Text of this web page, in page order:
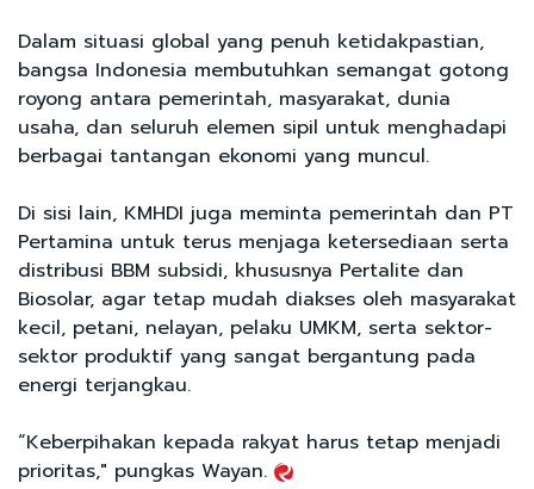
Dalam situasi global yang penuh ketidakpastian,
bangsa Indonesia membutuhkan semangat gotong
royong antara pemerintah, masyarakat, dunia
usaha, dan seluruh elemen sipil untuk menghadapi
berbagai tantangan ekonomi yang muncul.
Di sisi lain, KMHDI juga meminta pemerintah dan PT
Pertamina untuk terus menjaga ketersediaan serta
distribusi BBM subsidi, khususnya Pertalite dan
Biosolar, agar tetap mudah diakses oleh masyarakat
kecil, petani, nelayan, pelaku UMKM, serta sektor-
sektor produktif yang sangat bergantung pada
energi terjangkau.
“Keberpihakan kepada rakyat harus tetap menjadi
prioritas," pungkas Wayan.